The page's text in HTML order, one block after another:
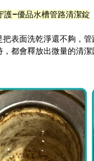
護–優品水槽管路清潔錠
把表面洗乾淨還不夠，
，都會釋放出微量的清